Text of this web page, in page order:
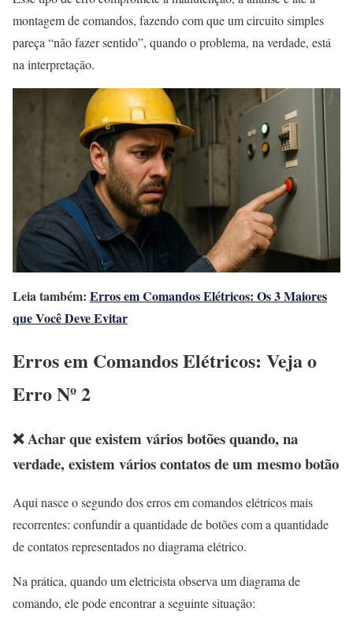
montagem de comandos, fazendo com que um circuito simples
pareça “não fazer sentido”, quando o problema, na verdade, está
na interpretação.
Leia também: Erros em Comandos Elétricos: Os 3 Maiores
que Você Deve Evitar
Erros em Comandos Elétricos: Veja o
Erro Nº 2
❌ Achar que existem vários botões quando, na
verdade, existem vários contatos de um mesmo botão
Aqui nasce o segundo dos erros em comandos elétricos mais
recorrentes: confundir a quantidade de botões com a quantidade
de contatos representados no diagrama elétrico.
Na prática, quando um eletricista observa um diagrama de
comando, ele pode encontrar a seguinte situação: